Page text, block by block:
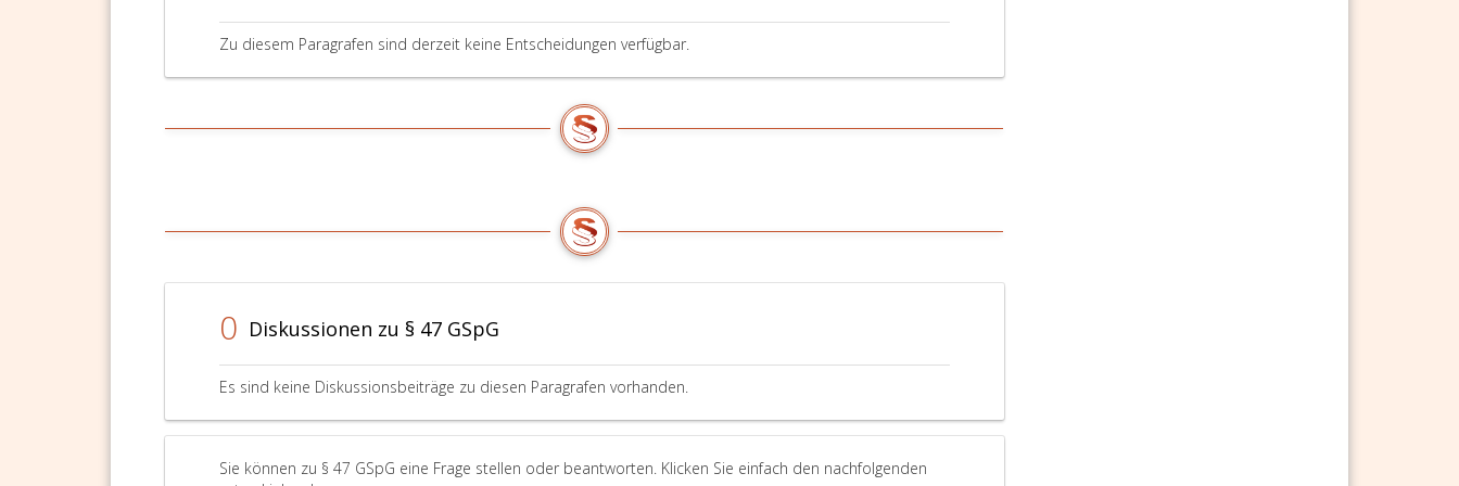
Zu diesem Paragrafen sind derzeit keine Entscheidungen verfügbar.
0 Diskussionen zu § 47 GSpG
Es sind keine Diskussionsbeiträge zu diesen Paragrafen vorhanden.
Sie können zu § 47 GSpG eine Frage stellen oder beantworten. Klicken Sie einfach den nachfolgenden